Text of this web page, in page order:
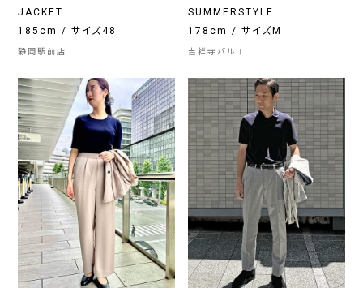
JACKET
185cm / サイズ48
静岡駅前店
SUMMERSTYLE
178cm / サイズM
吉祥寺パルコ